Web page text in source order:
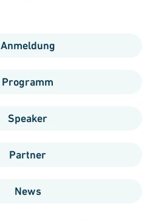
Anmeldung
Programm
Speaker
Partner
News